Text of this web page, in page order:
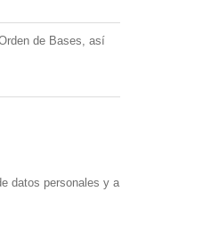
de Bases, así
datos personales y a